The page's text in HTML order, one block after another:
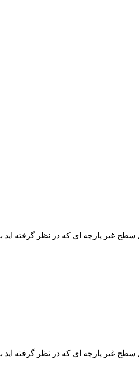
غیر پارچه ای که در نظر گرفته
غیر پارچه ای که در نظر گرفته